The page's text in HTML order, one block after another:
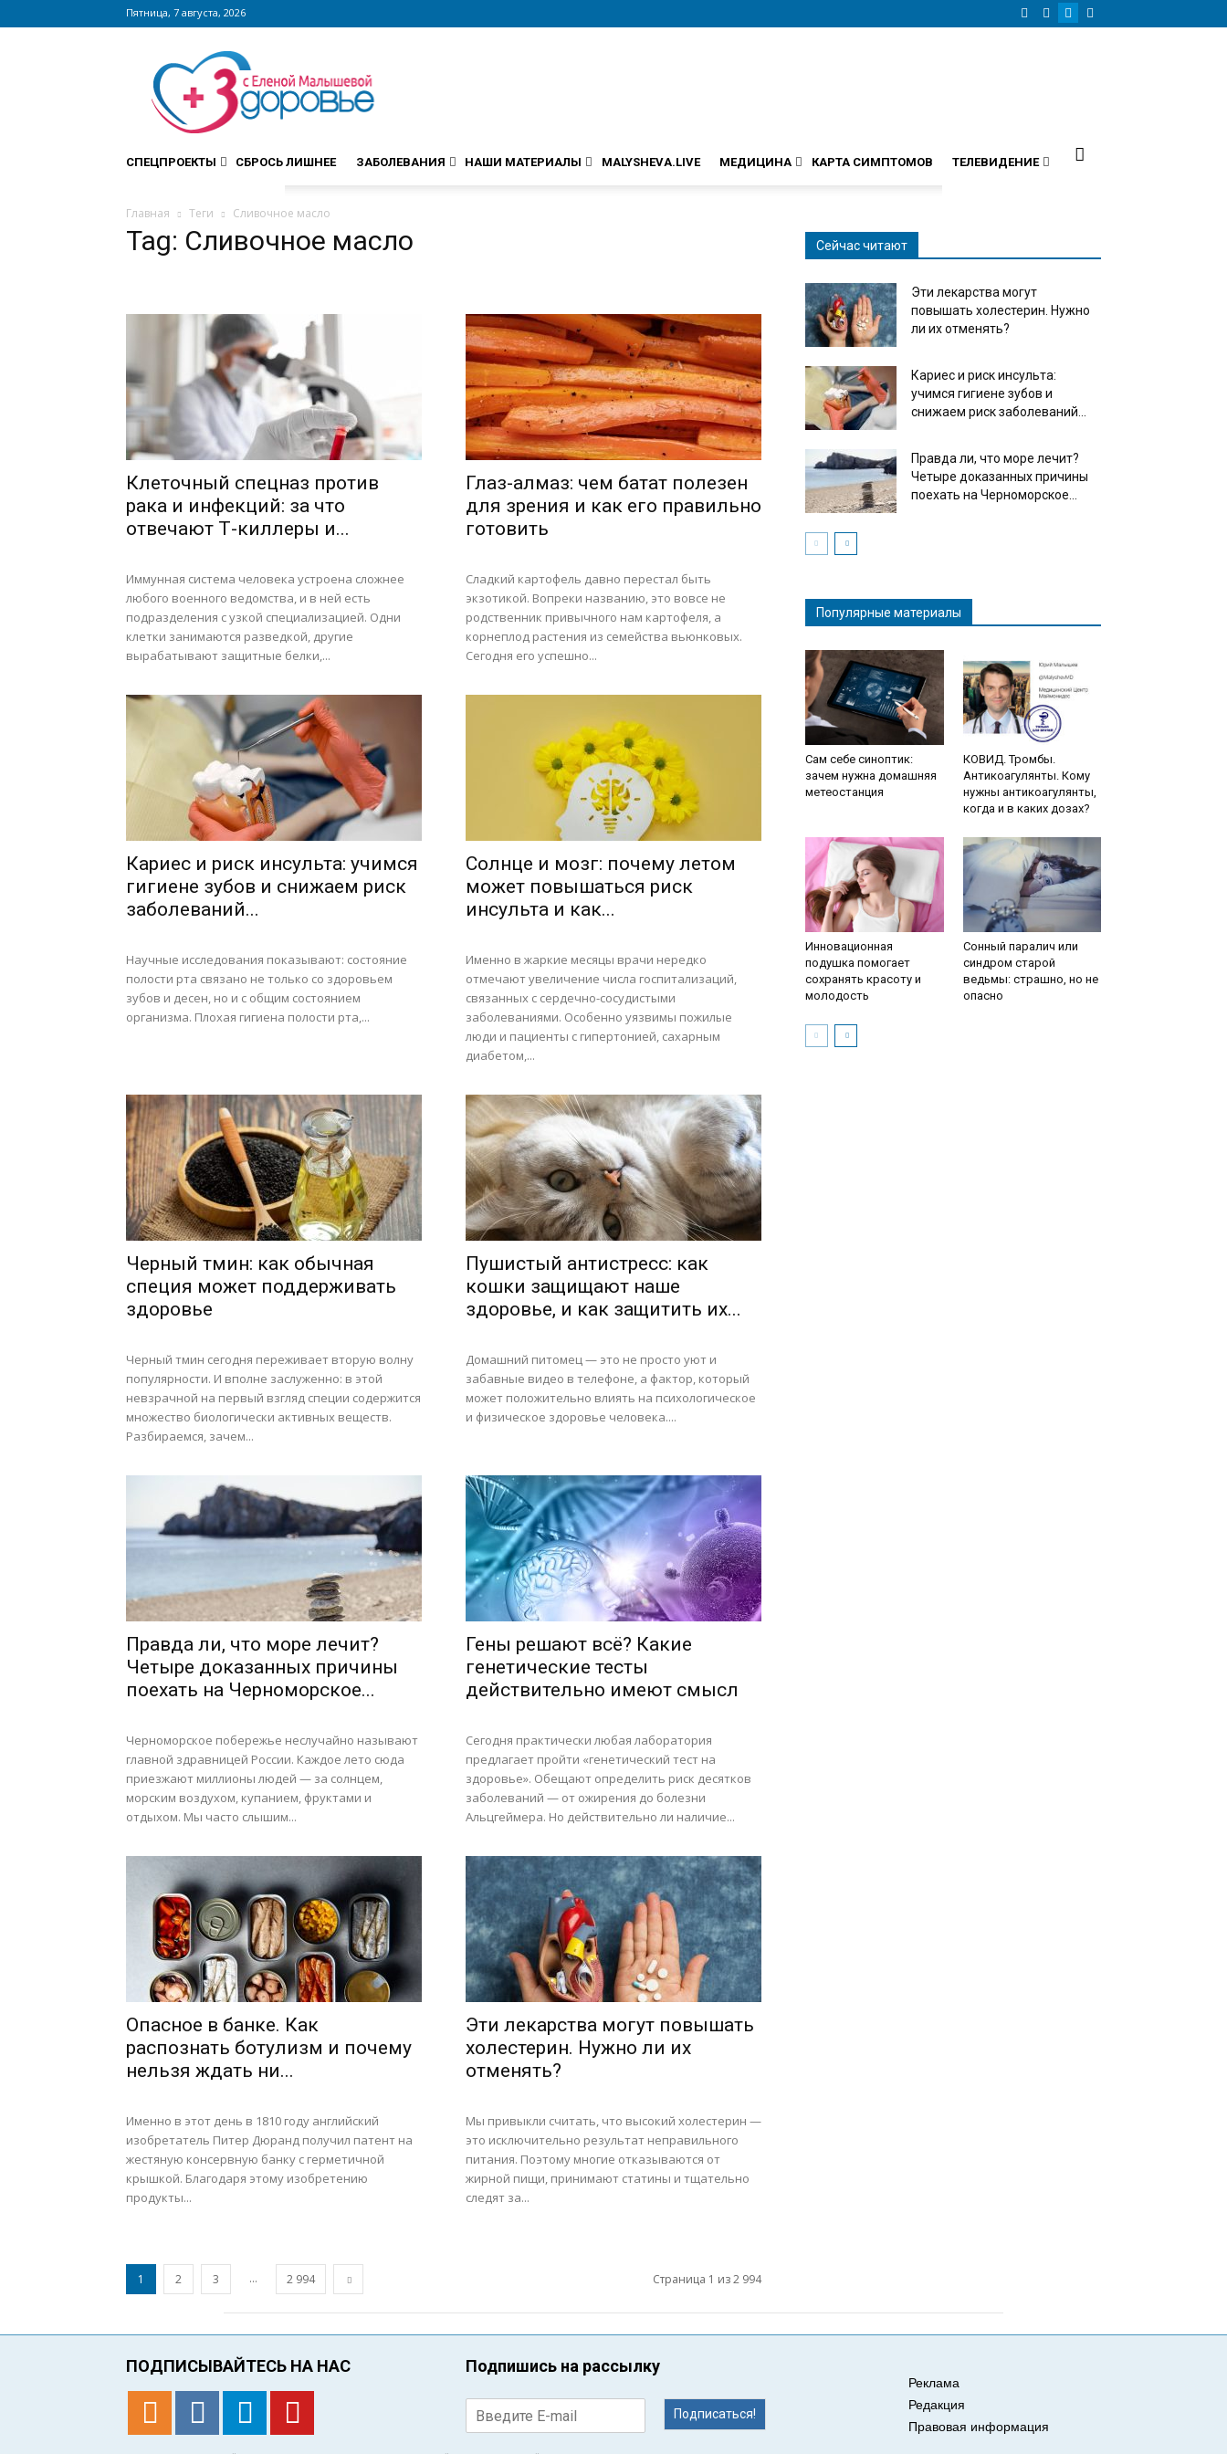
Пятница, 7 августа, 2026
Сайт
zdorovieinfo.ru
крупнейший
медицинский
интернет-
СПЕЦПРОЕКТЫ СБРОСЬ ЛИШНЕЕ ЗАБОЛЕВАНИЯ НАШИ МАТЕРИАЛЫ MALYSHEVA.LIVE МЕДИЦИНА КАРТА СИМПТОМОВ ТЕЛЕВИДЕНИЕ
Главная Теги Сливочное масло
Tag: Сливочное масло
Клеточный спецназ против
рака и инфекций: за что
отвечают Т-киллеры и...
Иммунная система человека устроена сложнее
любого военного ведомства, и в ней есть
подразделения с узкой специализацией. Одни
клетки занимаются разведкой, другие
вырабатывают защитные белки,...
Глаз-алмаз: чем батат полезен
для зрения и как его правильно
готовить
Сладкий картофель давно перестал быть
экзотикой. Вопреки названию, это вовсе не
родственник привычного нам картофеля, а
корнеплод растения из семейства вьюнковых.
Сегодня его успешно...
Кариес и риск инсульта: учимся
гигиене зубов и снижаем риск
заболеваний...
Научные исследования показывают: состояние
полости рта связано не только со здоровьем
зубов и десен, но и с общим состоянием
организма. Плохая гигиена полости рта,...
Солнце и мозг: почему летом
может повышаться риск
инсульта и как...
Именно в жаркие месяцы врачи нередко
отмечают увеличение числа госпитализаций,
связанных с сердечно-сосудистыми
заболеваниями. Особенно уязвимы пожилые
люди и пациенты с гипертонией, сахарным
диабетом,...
Черный тмин: как обычная
специя может поддерживать
здоровье
Черный тмин сегодня переживает вторую волну
популярности. И вполне заслуженно: в этой
невзрачной на первый взгляд специи содержится
множество биологически активных веществ.
Разбираемся, зачем...
Пушистый антистресс: как
кошки защищают наше
здоровье, и как защитить их...
Домашний питомец — это не просто уют и
забавные видео в телефоне, а фактор, который
может положительно влиять на психологическое
и физическое здоровье человека....
Правда ли, что море лечит?
Четыре доказанных причины
поехать на Черноморское...
Черноморское побережье неслучайно называют
главной здравницей России. Каждое лето сюда
приезжают миллионы людей — за солнцем,
морским воздухом, купанием, фруктами и
отдыхом. Мы часто слышим...
Гены решают всё? Какие
генетические тесты
действительно имеют смысл
Сегодня практически любая лаборатория
предлагает пройти «генетический тест на
здоровье». Обещают определить риск десятков
заболеваний — от ожирения до болезни
Альцгеймера. Но действительно ли наличие...
Опасное в банке. Как
распознать ботулизм и почему
нельзя ждать ни...
Именно в этот день в 1810 году английский
изобретатель Питер Дюранд получил патент на
жестяную консервную банку с герметичной
крышкой. Благодаря этому изобретению
продукты...
Эти лекарства могут повышать
холестерин. Нужно ли их
отменять?
Мы привыкли считать, что высокий холестерин —
это исключительно результат неправильного
питания. Поэтому многие отказываются от
жирной пищи, принимают статины и тщательно
следят за...
1 2 3 ... 2 994 Страница 1 из 2 994
Сейчас читают
Эти лекарства могут
повышать холестерин. Нужно
ли их отменять?
Кариес и риск инсульта:
учимся гигиене зубов и
снижаем риск заболеваний...
Правда ли, что море лечит?
Четыре доказанных причины
поехать на Черноморское...
Популярные материалы
Сам себе синоптик:
зачем нужна домашняя
метеостанция
КОВИД. Тромбы.
Антикоагулянты. Кому
нужны антикоагулянты,
когда и в каких дозах?
Инновационная
подушка помогает
сохранять красоту и
молодость
Сонный паралич или
синдром старой
ведьмы: страшно, но не
опасно
ПОДПИСЫВАЙТЕСЬ НА НАС Подпишись на рассылку
Подписаться!
Реклама
Редакция
Правовая информация